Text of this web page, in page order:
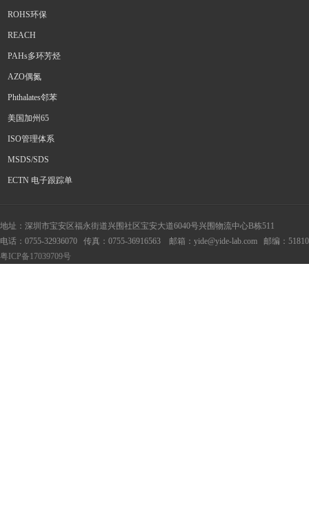
ROHS环保
REACH
PAHs多环芳烃
AZO偶氮
Phthalates邻苯
美国加州65
ISO管理体系
MSDS/SDS
ECTN 电子跟踪单
地址：深圳市宝安区福永街道兴围社区宝安大道6040号兴围
电话：0755-32936070 传真：0755-36916563 邮箱：yide@yide-lab.com
粤ICP备17039709号